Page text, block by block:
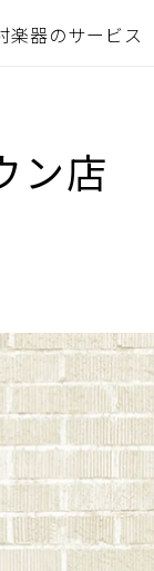
楽器のサービス
ン店